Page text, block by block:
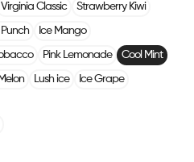
Virginia Classic Strawberry Kiwi
Punch Ice Mango
Pink Lemonade Cool Mint
Lush ice Ice Grape